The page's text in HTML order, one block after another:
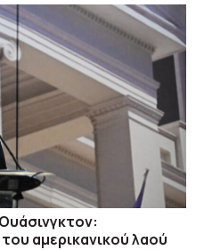
αμερικανικού λαού